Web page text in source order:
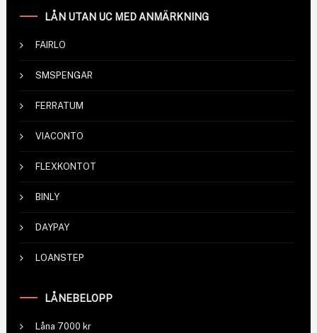
LÅN UTAN UC MED ANMÄRKNING
FAIRLO
SMSPENGAR
FERRATUM
VIACONTO
FLEXKONTOT
BINLY
DAYPAY
LOANSTEP
LÅNEBELOPP
Låna 7000 kr